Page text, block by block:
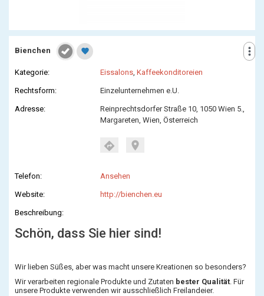
more_vert
Bienchen favorite
Kategorie: Eissalons, Kaffeekonditoreien
Rechtsform: Einzelunternehmen e.U.
Adresse:
Reinprechtsdorfer Straße 10, 1050 Wien 5.,
Margareten, Wien, Österreich
directions location_on
Telefon: Ansehen
Website: http://bienchen.eu
Beschreibung:
Schön, dass Sie hier sind!
Wir lieben Süßes, aber was macht unsere Kreationen so besonders?
Wir verarbeiten regionale Produkte und Zutaten bester Qualität. Für
unsere Produkte verwenden wir ausschließlich Freilandeier.